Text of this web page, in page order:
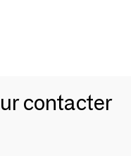
contacter